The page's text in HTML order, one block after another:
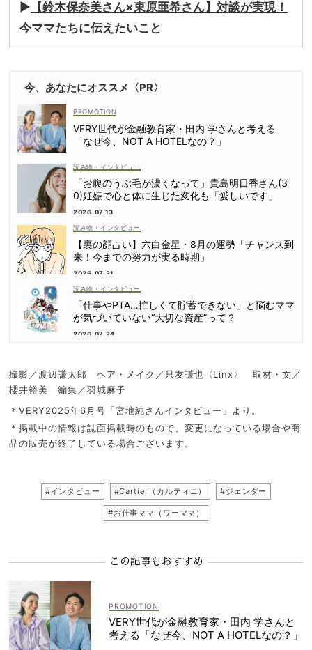
▶︎ 【鈴木保奈美さん×東原亜希さん】対談が実現！
今ママたちに伝えたいこと
今、あなたにオススメ〈PR〉
VERY世代が金融教育家・田内 学さんと考える
「なぜ今、NOT A HOTELなの？」
読み物・インタビュー
「お腹のうぶ毛が濃くなって」貴島明日香さん(3
0)妊娠で心と体に生じた変化も「愛しいです」
2026.07.13
読み物・インタビュー
【裏の顔占い】六白金星・8月の運勢「チャンス到
来！今までの努力が実る時期」
2026.07.31
読み物・インタビュー
「仕事やPTA…忙しくて貯蓄できない」と悩むママ
が気づいていない“大切な資産”って？
2026.07.24
撮影／渡辺謙太郎 ヘア・メイク／只友謙也〈Linx〉 取材・文／
櫻井裕美 編集／羽城麻子
＊VERY2025年6月号「宮地純さんインタビュー」より。
＊掲載中の情報は誌面掲載時のもので、変更になっている場合や商
品の販売が終了している場合ございます。
#インタビュー #Cartier（カルティエ） #ジェンダー
#お仕事ママ（ワーママ）
この記事もおすすめ
VERY世代が金融教育家・田内 学さんと
考える「なぜ今、NOT A HOTELなの？」